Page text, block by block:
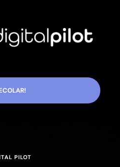
PILOT